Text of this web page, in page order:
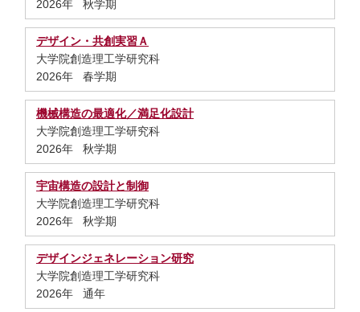
2026年 秋学期
デザイン・共創実習Ａ
大学院創造理工学研究科
2026年 春学期
機械構造の最適化／満足化設計
大学院創造理工学研究科
2026年 秋学期
宇宙構造の設計と制御
大学院創造理工学研究科
2026年 秋学期
デザインジェネレーション研究
大学院創造理工学研究科
2026年 通年